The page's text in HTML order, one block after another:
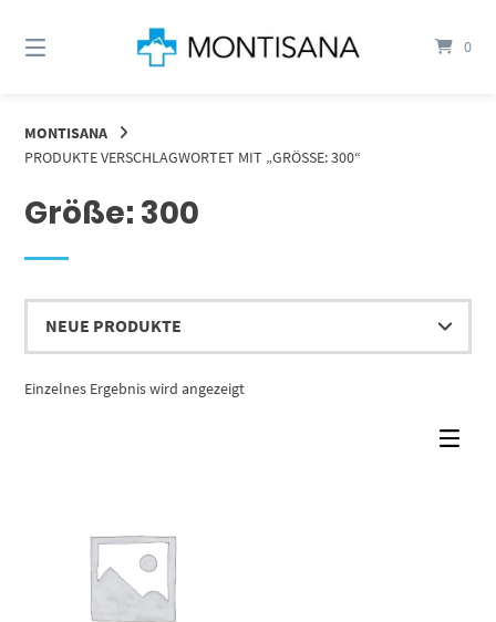
zum
0
MONTISANA
PRODUKTE VERSCHLAGWORTET MIT „GRÖSSE: 300“
Größe: 300
Einzelnes Ergebnis wird angezeigt